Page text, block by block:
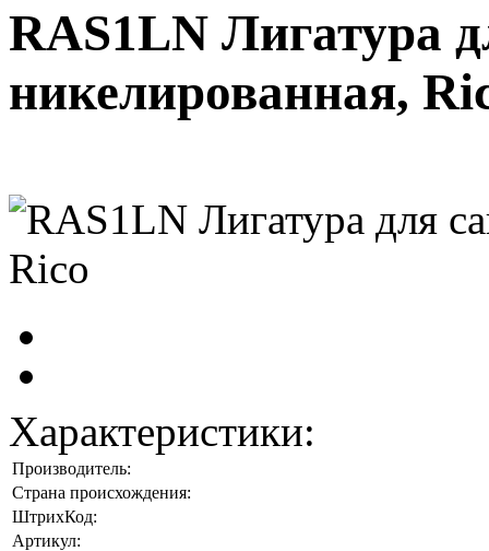
RAS1LN Лигатура
никелированная,
Характеристики:
Производитель:
Страна происхождения:
ШтрихКод:
Артикул: